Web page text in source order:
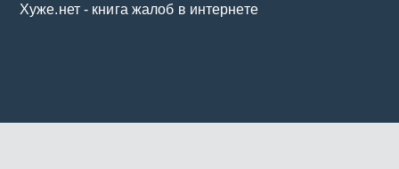
Хуже.нет - книга жалоб в интернете